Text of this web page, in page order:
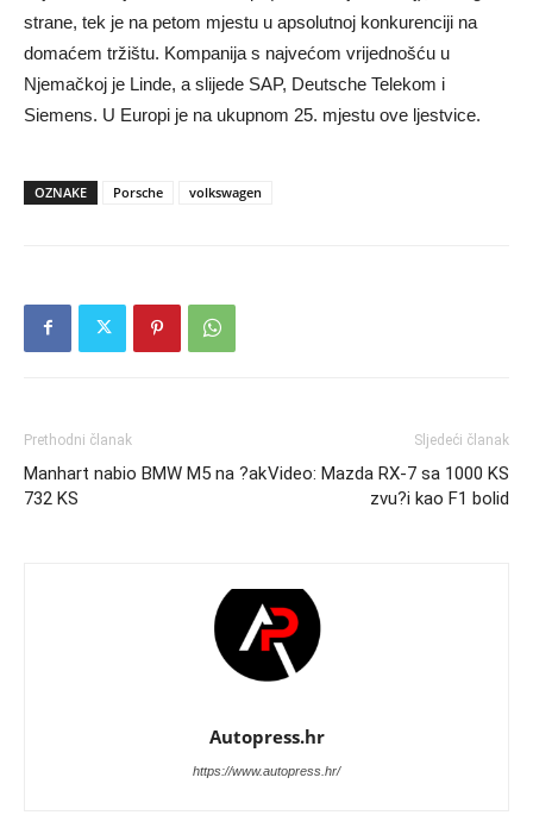
strane, tek je na petom mjestu u apsolutnoj konkurenciji na
domaćem tržištu. Kompanija s najvećom vrijednošću u
Njemačkoj je Linde, a slijede SAP, Deutsche Telekom i
Siemens. U Europi je na ukupnom 25. mjestu ove ljestvice.
OZNAKE Porsche volkswagen
Prethodni članak
Manhart nabio BMW M5 na ?ak
732 KS
Sljedeći članak
Video: Mazda RX-7 sa 1000 KS
zvu?i kao F1 bolid
Autopress.hr
https://www.autopress.hr/